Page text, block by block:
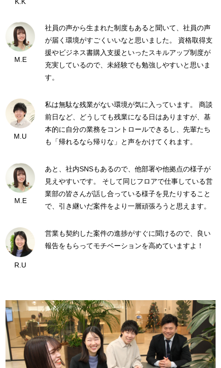
M.E
社員の声から生まれた制度もあると聞いて、社員の声
が届く環境がすごくいいなと思いました。 資格取得支
援やビジネス書購入支援といったスキルアップ制度が
充実しているので、未経験でも勉強しやすいと思いま
す。
M.U
私は無駄な残業がない環境が気に入っています。 商談
前日など、どうしても残業になる日はありますが、基
本的に自分の業務をコントロールできるし、先輩たち
も「帰れるなら帰りな」と声をかけてくれます。
M.E
あと、社内SNSもあるので、他部署や他拠点の様子が
見えやすいです。 そして同じフロアで仕事している営
業部の皆さんが話し合っている様子を見たりすること
で、引き継いだ案件をより一層頑張ろうと思えます。
R.U
営業も契約した案件の進捗がすぐに聞けるので、良い
報告をもらってモチベーションを高めていますよ！